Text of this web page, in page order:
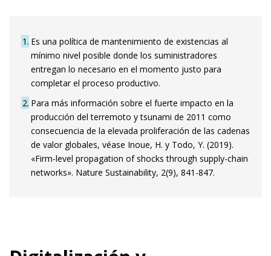
1 Es una política de mantenimiento de existencias al
mínimo nivel posible donde los suministradores
entregan lo necesario en el momento justo para
completar el proceso productivo.
2 Para más información sobre el fuerte impacto en la
producción del terremoto y tsunami de 2011 como
consecuencia de la elevada proliferación de las cadenas
de valor globales, véase Inoue, H. y Todo, Y. (2019).
«Firm-level propagation of shocks through supply-chain
networks». Nature Sustainability, 2(9), 841-847.